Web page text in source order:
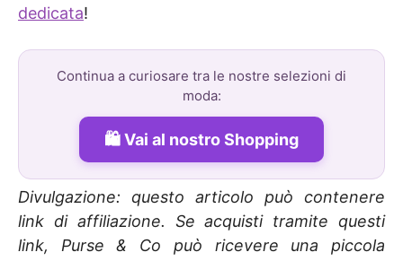
dedicata!
Continua a curiosare tra le nostre selezioni di
moda:
Vai al nostro Shopping
Divulgazione: questo articolo può contenere
link di affiliazione. Se acquisti tramite questi
link, Purse & Co può ricevere una piccola